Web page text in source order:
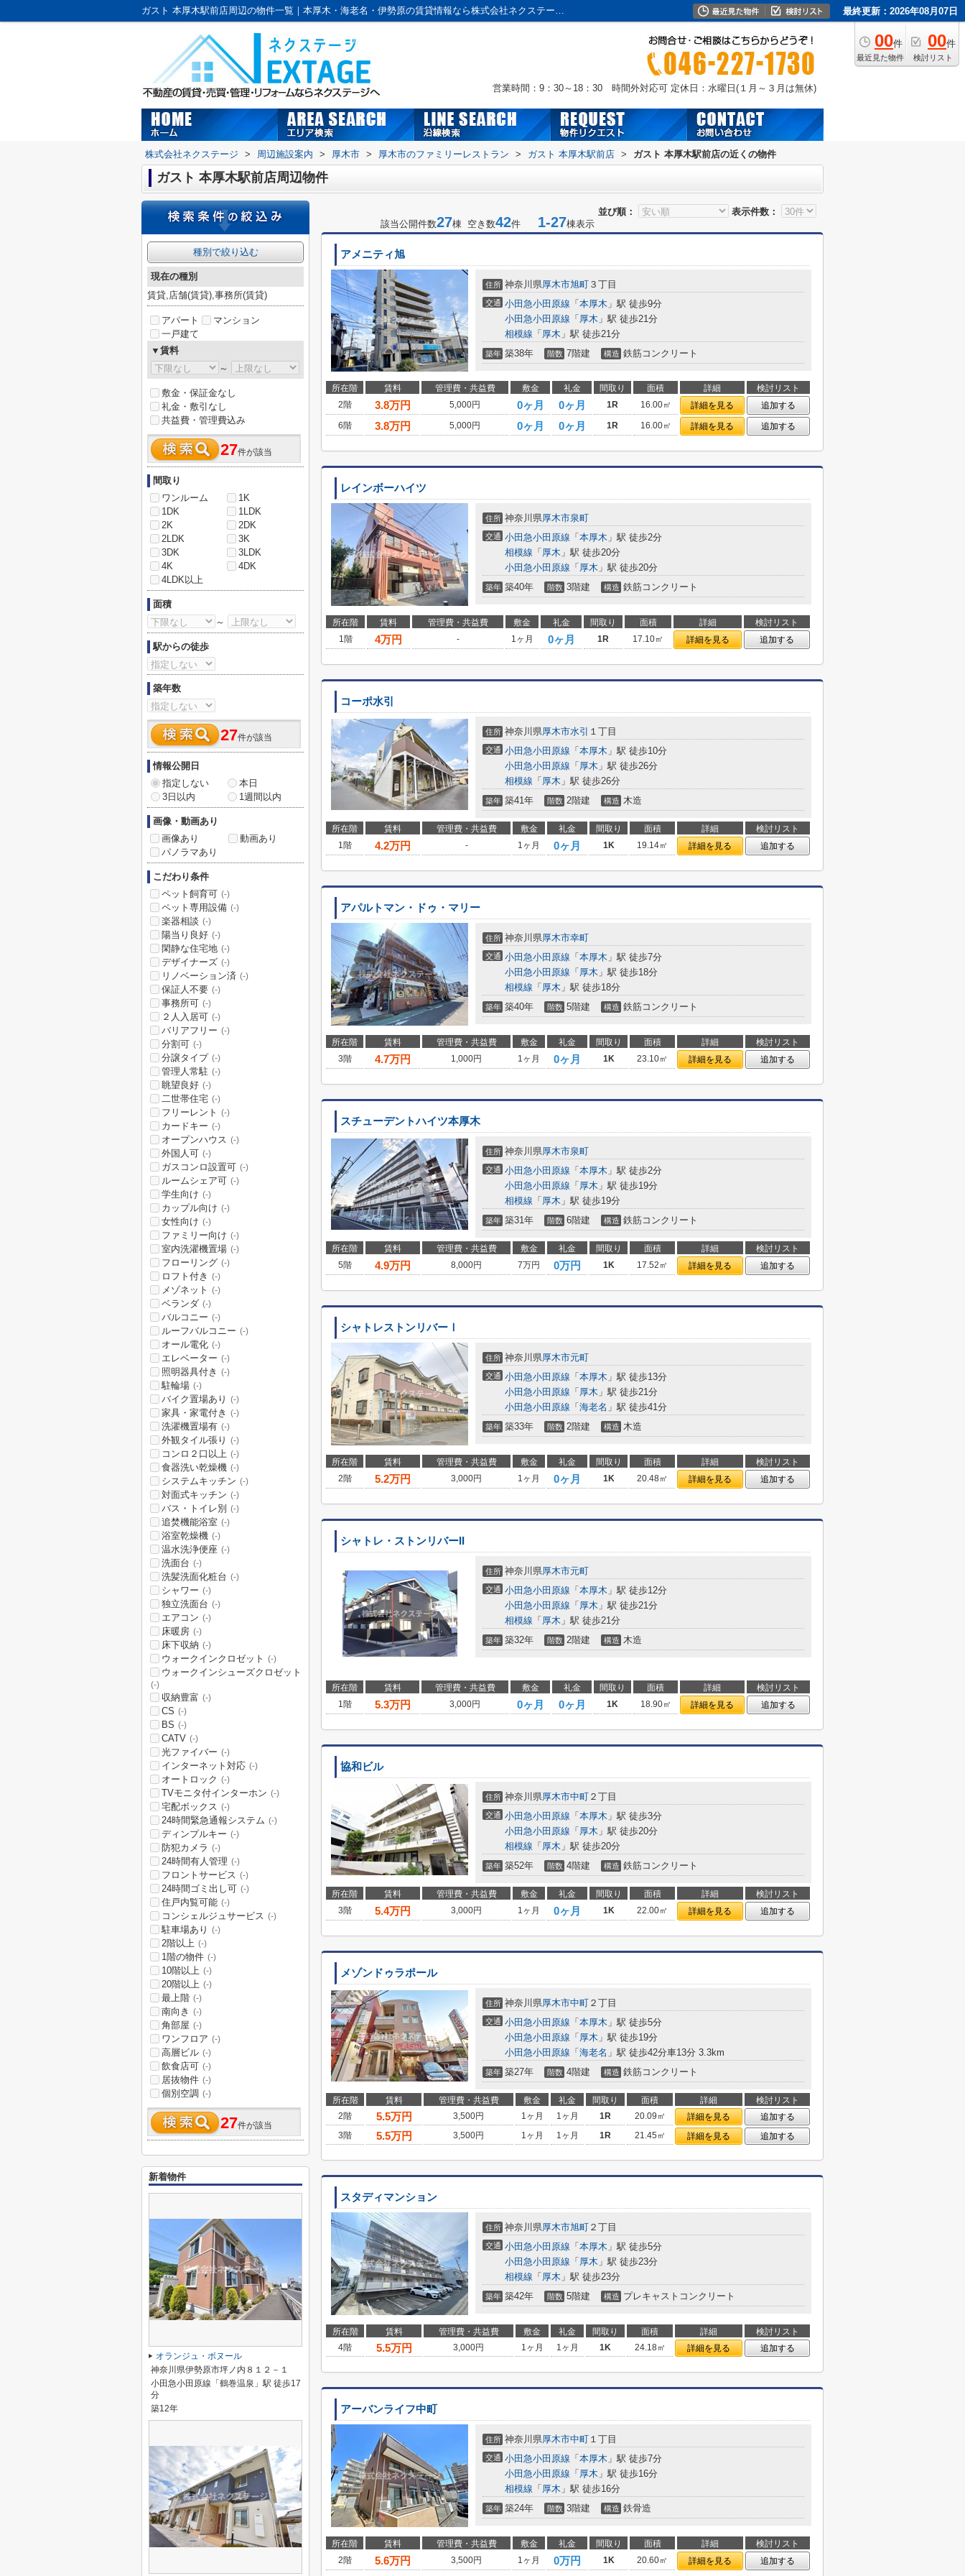
ガスト 本厚木駅前店周辺の物件一覧｜本厚木・海老名・伊勢原の賃貸情報なら株式会社ネクステージへおまかせ！ 最終更新：2026年08月07日
00件
最近見た物件
00件
検討リスト
営業時間：9：30～18：30 時間外対応可 定休日：水曜日(１月～３月は無休)
株式会社ネクステージ > 周辺施設案内 > 厚木市 > 厚木市のファミリーレストラン > ガスト 本厚木駅前店 > ガスト 本厚木駅前店の近くの物件
ガスト 本厚木駅前店周辺物件
並び順：
表示件数：
該当公開件数27棟 空き数42件 1-27棟表示
アメニティ旭
住所 神奈川県厚木市旭町 ３丁目
交通 小田急小田原線 「 本厚木 」駅 徒歩9分
小田急小田原線 「 厚木 」駅 徒歩21分
相模線 「 厚木 」駅 徒歩21分
築年 築38年 階数 7階建 構造 鉄筋コンクリート
所在階 賃料 管理費・共益費 敷金 礼金 間取り 面積 詳細
検討リスト
2階
3.8万円 5,000円 0ヶ月 0ヶ月 1R 16.00㎡ 詳細を見る
追加する
6階
3.8万円 5,000円 0ヶ月 0ヶ月 1R 16.00㎡ 詳細を見る 追加する
レインボーハイツ
住所 神奈川県厚木市泉町
交通 小田急小田原線 「 本厚木 」駅 徒歩2分
相模線 「 厚木 」駅 徒歩20分
小田急小田原線 「 厚木 」駅 徒歩20分
築年 築40年 階数 3階建 構造 鉄筋コンクリート
所在階 賃料 管理費・共益費 敷金 礼金 間取り 面積 詳細
検討リスト
1階
4万円 - 1ヶ月 0ヶ月 1R 17.10㎡ 詳細を見る 追加する
コーポ水引
住所 神奈川県厚木市水引 １丁目
交通 小田急小田原線 「 本厚木 」駅 徒歩10分
小田急小田原線 「 厚木 」駅 徒歩26分
相模線 「 厚木 」駅 徒歩26分
築年 築41年 階数 2階建 構造 木造
所在階 賃料 管理費・共益費 敷金 礼金 間取り 面積 詳細
検討リスト
1階
4.2万円 - 1ヶ月 0ヶ月 1K 19.14㎡ 詳細を見る 追加する
アパルトマン・ドゥ・マリー
住所 神奈川県厚木市幸町
交通 小田急小田原線 「 本厚木 」駅 徒歩7分
小田急小田原線 「 厚木 」駅 徒歩18分
相模線 「 厚木 」駅 徒歩18分
築年 築40年 階数 5階建 構造 鉄筋コンクリート
所在階 賃料 管理費・共益費 敷金 礼金 間取り 面積 詳細
検討リスト
3階
4.7万円 1,000円 1ヶ月 0ヶ月 1K 23.10㎡ 詳細を見る 追加する
スチューデントハイツ本厚木
住所 神奈川県厚木市泉町
交通 小田急小田原線 「 本厚木 」駅 徒歩2分
小田急小田原線 「 厚木 」駅 徒歩19分
相模線 「 厚木 」駅 徒歩19分
築年 築31年 階数 6階建 構造 鉄筋コンクリート
所在階 賃料 管理費・共益費 敷金 礼金 間取り 面積 詳細
検討リスト
5階
4.9万円 8,000円 7万円 0万円 1K 17.52㎡ 詳細を見る 追加する
シャトレストンリバーⅠ
住所 神奈川県厚木市元町
交通 小田急小田原線 「 本厚木 」駅 徒歩13分
小田急小田原線 「 厚木 」駅 徒歩21分
小田急小田原線 「 海老名 」駅 徒歩41分
築年 築33年 階数 2階建 構造 木造
所在階 賃料 管理費・共益費 敷金 礼金 間取り 面積 詳細
検討リスト
2階
5.2万円 3,000円 1ヶ月 0ヶ月 1K 20.48㎡ 詳細を見る 追加する
シャトレ・ストンリバーII
住所 神奈川県厚木市元町
交通 小田急小田原線 「 本厚木 」駅 徒歩12分
小田急小田原線 「 厚木 」駅 徒歩21分
相模線 「 厚木 」駅 徒歩21分
築年 築32年 階数 2階建 構造 木造
所在階 賃料 管理費・共益費 敷金 礼金 間取り 面積 詳細
検討リスト
1階
5.3万円 3,000円 0ヶ月 0ヶ月 1K 18.90㎡ 詳細を見る 追加する
協和ビル
住所 神奈川県厚木市中町 ２丁目
交通 小田急小田原線 「 本厚木 」駅 徒歩3分
小田急小田原線 「 厚木 」駅 徒歩20分
相模線 「 厚木 」駅 徒歩20分
築年 築52年 階数 4階建 構造 鉄筋コンクリート
所在階 賃料 管理費・共益費 敷金 礼金 間取り 面積 詳細
検討リスト
3階
5.4万円 3,000円 1ヶ月 0ヶ月 1K 22.00㎡ 詳細を見る 追加する
メゾンドゥラポール
住所 神奈川県厚木市中町 ２丁目
交通 小田急小田原線 「 本厚木 」駅 徒歩5分
小田急小田原線 「 厚木 」駅 徒歩19分
小田急小田原線 「 海老名 」駅 徒歩42分車13分 3.3km
築年 築27年 階数 4階建 構造 鉄筋コンクリート
所在階 賃料 管理費・共益費 敷金 礼金 間取り 面積 詳細
検討リスト
2階
5.5万円 3,500円 1ヶ月 1ヶ月 1R 20.09㎡ 詳細を見る
追加する
3階
5.5万円 3,500円 1ヶ月 1ヶ月 1R 21.45㎡ 詳細を見る 追加する
スタディマンション
住所 神奈川県厚木市旭町 ２丁目
交通 小田急小田原線 「 本厚木 」駅 徒歩5分
小田急小田原線 「 厚木 」駅 徒歩23分
相模線 「 厚木 」駅 徒歩23分
築年 築42年 階数 5階建 構造 プレキャストコンクリート
所在階 賃料 管理費・共益費 敷金 礼金 間取り 面積 詳細
検討リスト
4階
5.5万円 3,000円 1ヶ月 1ヶ月 1K 24.18㎡ 詳細を見る 追加する
アーバンライフ中町
住所 神奈川県厚木市中町 １丁目
交通 小田急小田原線 「 本厚木 」駅 徒歩7分
小田急小田原線 「 厚木 」駅 徒歩16分
相模線 「 厚木 」駅 徒歩16分
築年 築24年 階数 3階建 構造 鉄骨造
所在階 賃料 管理費・共益費 敷金 礼金 間取り 面積 詳細
検討リスト
2階
5.6万円 3,500円 1ヶ月 0万円 1K 20.60㎡ 詳細を見る 追加する
種別で絞り込む
現在の種別
賃貸,店舗(賃貸),事務所(賃貸)
アパート
マンション
一戸建て
▼賃料
～
敷金・保証金なし
礼金・敷引なし
共益費・管理費込み
27件が該当
間取り
ワンルーム
1K
1DK
1LDK
2K
2DK
2LDK
3K
3DK
3LDK
4K
4DK
4LDK以上
面積
～
駅からの徒歩
築年数
27件が該当
情報公開日
指定しない
本日
3日以内
1週間以内
画像・動画あり
画像あり
動画あり
パノラマあり
こだわり条件
ペット飼育可 (-)
ペット専用設備 (-)
楽器相談 (-)
陽当り良好 (-)
閑静な住宅地 (-)
デザイナーズ (-)
リノベーション済 (-)
保証人不要 (-)
事務所可 (-)
２人入居可 (-)
バリアフリー (-)
分割可 (-)
分譲タイプ (-)
管理人常駐 (-)
眺望良好 (-)
二世帯住宅 (-)
フリーレント (-)
カードキー (-)
オープンハウス (-)
外国人可 (-)
ガスコンロ設置可 (-)
ルームシェア可 (-)
学生向け (-)
カップル向け (-)
女性向け (-)
ファミリー向け (-)
室内洗濯機置場 (-)
フローリング (-)
ロフト付き (-)
メゾネット (-)
ベランダ (-)
バルコニー (-)
ルーフバルコニー (-)
オール電化 (-)
エレベーター (-)
照明器具付き (-)
駐輪場 (-)
バイク置場あり (-)
家具・家電付き (-)
洗濯機置場有 (-)
外観タイル張り (-)
コンロ２口以上 (-)
食器洗い乾燥機 (-)
システムキッチン (-)
対面式キッチン (-)
バス・トイレ別 (-)
追焚機能浴室 (-)
浴室乾燥機 (-)
温水洗浄便座 (-)
洗面台 (-)
洗髪洗面化粧台 (-)
シャワー (-)
独立洗面台 (-)
エアコン (-)
床暖房 (-)
床下収納 (-)
ウォークインクロゼット (-)
ウォークインシューズクロゼット
(-)
収納豊富 (-)
CS (-)
BS (-)
CATV (-)
光ファイバー (-)
インターネット対応 (-)
オートロック (-)
TVモニタ付インターホン (-)
宅配ボックス (-)
24時間緊急通報システム (-)
ディンプルキー (-)
防犯カメラ (-)
24時間有人管理 (-)
フロントサービス (-)
24時間ゴミ出し可 (-)
住戸内覧可能 (-)
コンシェルジュサービス (-)
駐車場あり (-)
2階以上 (-)
1階の物件 (-)
10階以上 (-)
20階以上 (-)
最上階 (-)
南向き (-)
角部屋 (-)
ワンフロア (-)
高層ビル (-)
飲食店可 (-)
居抜物件 (-)
個別空調 (-)
27件が該当
新着物件
オランジュ・ボヌール
神奈川県伊勢原市坪ノ内８１２－１
小田急小田原線「鶴巻温泉」駅 徒歩17
分
築12年